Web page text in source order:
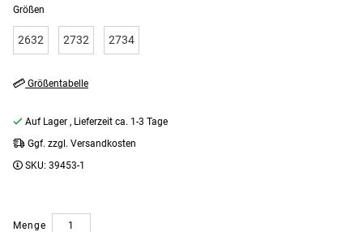
Größen
2632 2732 2734
Größentabelle
Auf Lager , Lieferzeit ca. 1-3 Tage
Ggf. zzgl. Versandkosten
SKU: 39453-1
Menge